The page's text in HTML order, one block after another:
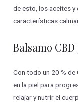
de esto, los aceites
características
Balsamo
Con todo un 20 % de
en la piel para
relajar y nutrir el